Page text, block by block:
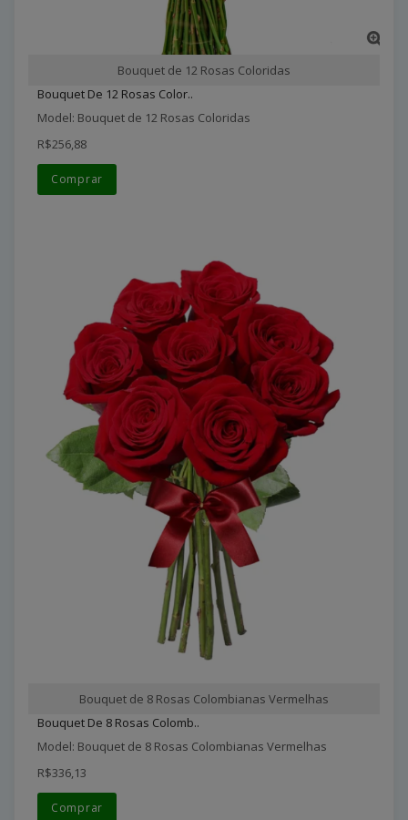
Bouquet de 12 Rosas Coloridas
Bouquet De 12 Rosas Color..
Model: Bouquet de 12 Rosas Coloridas
R$256,88
Comprar
Bouquet de 8 Rosas Colombianas Vermelhas
Bouquet De 8 Rosas Colomb..
Model: Bouquet de 8 Rosas Colombianas Vermelhas
R$336,13
Comprar